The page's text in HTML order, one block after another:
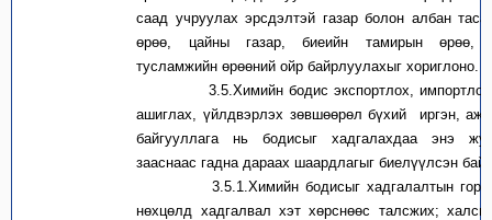
саад учруулах эрсдэлтэй газар болон албан
өрөө, цайны газар, биеийн тамирын өрөө,
тусламжийн өрөөний ойр байрлуулахыг хориглоно.
3.5.Химийн бодис экспортлох, импортлох,
ашиглах, үйлдвэрлэх зөвшөөрөл бүхий иргэн, аж
байгууллага нь бодисыг хадгалахдаа энэ
зааснаас гадна дараах шаардлагыг биелүүлсэн
3.5.1.Химийн бодисыг хадгалалтын горим
нөхцөлд хадгалвал хэт хөрснөөс талсжих;